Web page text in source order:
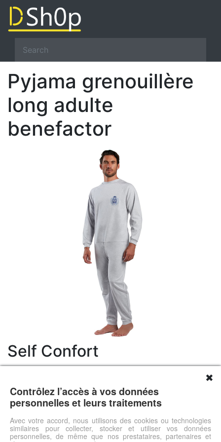
Pyjama grenouillère
long adulte
benefactor
Self Confort
Prix total 49.9 €
Approprié personnes désorientéesFacile à enfiler via un
zipModèle mixteComposé de tissu épais, idéal par temps
froidTaille 1 à 6 (voir tableau équivalences)100% coton
✖
Contrôlez l’accès à vos données
personnelles et leurs traitements
Avec votre accord, nous utilisons des cookies ou technologies
similaires pour collecter, stocker et utiliser vos données
personnelles, de même que nos prestataires, partenaires et